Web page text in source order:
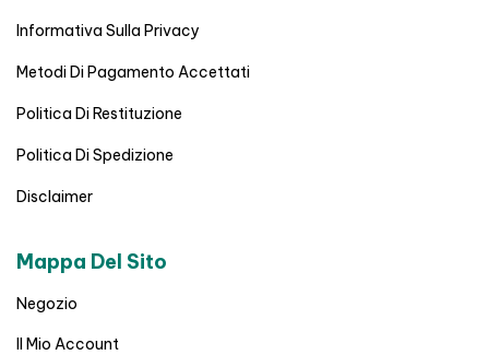
Informativa Sulla Privacy
Metodi Di Pagamento Accettati
Politica Di Restituzione
Politica Di Spedizione
Disclaimer
Mappa Del Sito
Negozio
Il Mio Account